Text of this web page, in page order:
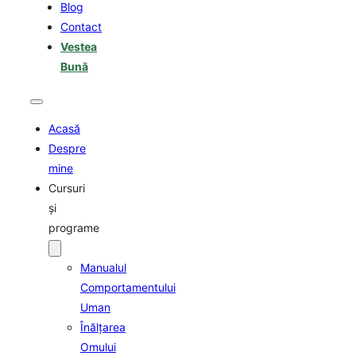
Blog
Contact
Vestea
Bună
Acasă
Despre
mine
Cursuri
şi
programe
Manualul
Comportamentului
Uman
Înălţarea
Omului